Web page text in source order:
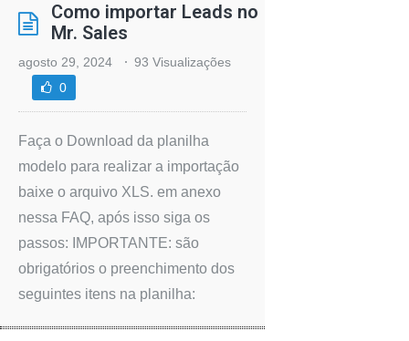
Como importar Leads no
Mr. Sales
agosto 29, 2024
93 Visualizações
0
Faça o Download da planilha
modelo para realizar a importação
baixe o arquivo XLS. em anexo
nessa FAQ, após isso siga os
passos: IMPORTANTE: são
obrigatórios o preenchimento dos
seguintes itens na planilha: